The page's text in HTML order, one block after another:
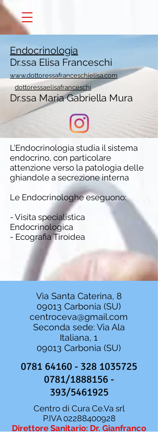
Endocrinologia
Dr.ssa Elisa Franceschi
www.dottoressafranceschielisa.com
dottoressaelisafranceschi
Dr.ssa Maria Gabriella Mura
L'Endocrinologia studia il sistema
endocrino, con particolare
attenzione verso la patologia delle
ghiandole a secrezione interna
Le Endocrinologhe eseguono:
- Visita specialistica
Endocrinologica
- Ecografia Tiroidea
Via Santa Caterina, 8
09013 Carbonia (SU)
centroceva@gmail.com
Seconda sede: Via Ala
Italiana, 1
09013 Carbonia (SU)
0781 64160 - 328 1035725
0781/1888156 -
393/5461925
Centro di Cura Ce.Va srl
P.IVA 02288400928
Direttore Sanitario: Dr. Gianfranco